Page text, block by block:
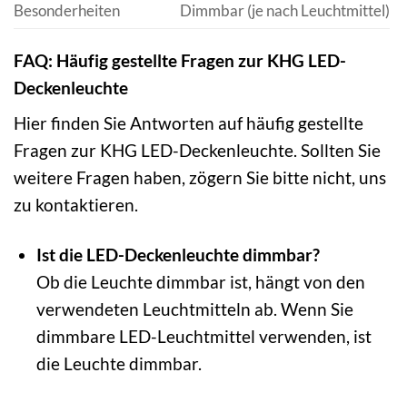
Besonderheiten
Dimmbar (je nach Leuchtmittel)
FAQ: Häufig gestellte Fragen zur KHG LED-
Deckenleuchte
Hier finden Sie Antworten auf häufig gestellte
Fragen zur KHG LED-Deckenleuchte. Sollten Sie
weitere Fragen haben, zögern Sie bitte nicht, uns
zu kontaktieren.
Ist die LED-Deckenleuchte dimmbar?
Ob die Leuchte dimmbar ist, hängt von den
verwendeten Leuchtmitteln ab. Wenn Sie
dimmbare LED-Leuchtmittel verwenden, ist
die Leuchte dimmbar.